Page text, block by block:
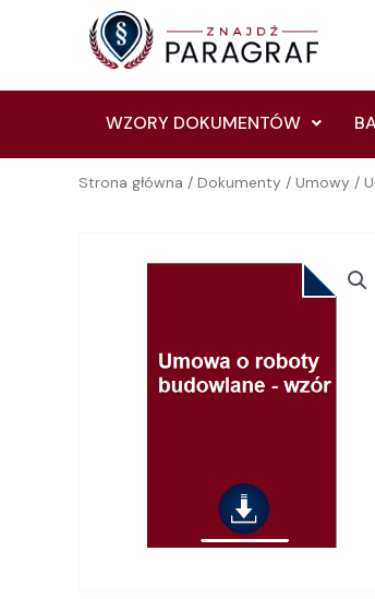
WZORY DOKUMENTÓW
Strona główna / Dokumenty / Umowy /